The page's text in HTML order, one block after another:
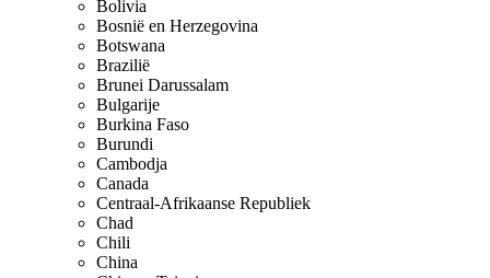
Bolivia
Bosnië en Herzegovina
Botswana
Brazilië
Brunei Darussalam
Bulgarije
Burkina Faso
Burundi
Cambodja
Canada
Centraal-Afrikaanse Republiek
Chad
Chili
China